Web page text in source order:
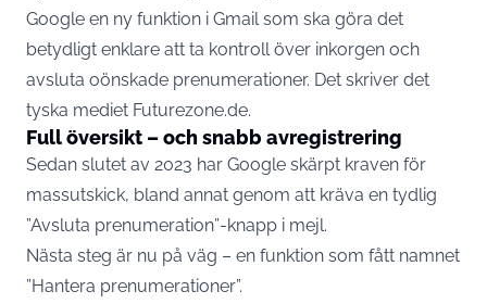
Google en ny funktion i Gmail som ska göra det
betydligt enklare att ta kontroll över inkorgen och
avsluta oönskade prenumerationer. Det skriver det
tyska mediet Futurezone.de.
Full översikt – och snabb avregistrering
Sedan slutet av 2023 har Google skärpt kraven för
massutskick, bland annat genom att kräva en tydlig
”Avsluta prenumeration”-knapp i mejl.
Nästa steg är nu på väg – en funktion som fått namnet
”Hantera prenumerationer”.